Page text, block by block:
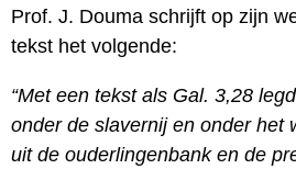
Prof. J. Douma schrijft op zijn
tekst het volgende:
“Met een tekst als Gal. 3,28
onder de slavernij en onder het
uit de ouderlingenbank en de